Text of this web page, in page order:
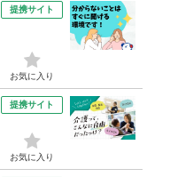
提携サイト
お気に入り
提携サイト
お気に入り